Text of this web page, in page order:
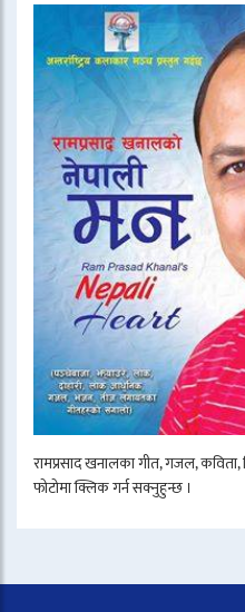
रामप्रसाद खनालका गीत, गजल, कविता,
फोटोमा क्लिक गर्न सक्नुहुन्छ ।